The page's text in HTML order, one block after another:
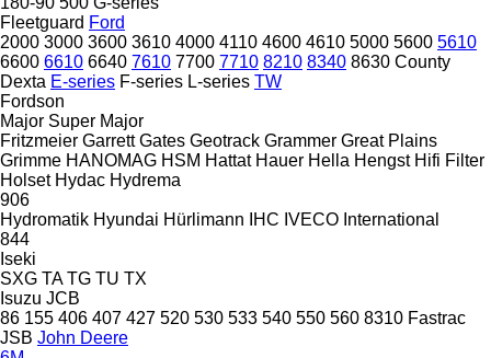
Fleetguard Ford
2000 3000 3600 3610 4000 4110 4600 4610 5000 5600 5610
6600 6610 6640 7610 7700 7710 8210 8340 8630 County
Dexta E-series F-series L-series TW
Fordson
Major Super Major
Fritzmeier Garrett Gates Geotrack Grammer Great Plains
Grimme HANOMAG HSM Hattat Hauer Hella Hengst Hifi Filter
Holset Hydac Hydrema
906
Hydromatik Hyundai Hürlimann IHC IVECO International
844
Iseki
SXG TA TG TU TX
Isuzu JCB
86 155 406 407 427 520 530 533 540 550 560 8310 Fastrac
JSB John Deere